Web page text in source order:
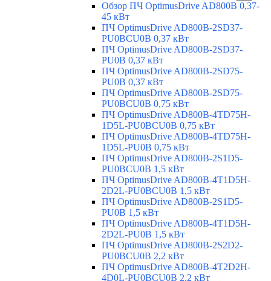
Обзор ПЧ OptimusDrive AD800B 0,37-
45 кВт
ПЧ OptimusDrive AD800B-2SD37-
PU0BCU0B 0,37 кВт
ПЧ OptimusDrive AD800B-2SD37-
PU0B 0,37 кВт
ПЧ OptimusDrive AD800B-2SD75-
PU0B 0,37 кВт
ПЧ OptimusDrive AD800B-2SD75-
PU0BCU0B 0,75 кВт
ПЧ OptimusDrive AD800B-4TD75H-
1D5L-PU0BCU0B 0,75 кВт
ПЧ OptimusDrive AD800B-4TD75H-
1D5L-PU0B 0,75 кВт
ПЧ OptimusDrive AD800B-2S1D5-
PU0BCU0B 1,5 кВт
ПЧ OptimusDrive AD800B-4T1D5H-
2D2L-PU0BCU0B 1,5 кВт
ПЧ OptimusDrive AD800B-2S1D5-
PU0B 1,5 кВт
ПЧ OptimusDrive AD800B-4T1D5H-
2D2L-PU0B 1,5 кВт
ПЧ OptimusDrive AD800B-2S2D2-
PU0BCU0B 2,2 кВт
ПЧ OptimusDrive AD800B-4T2D2H-
4D0L-PU0BCU0B 2,2 кВт